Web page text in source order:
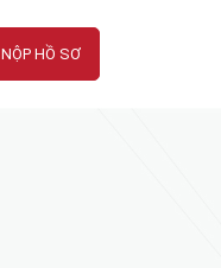
NỘP HỒ SƠ